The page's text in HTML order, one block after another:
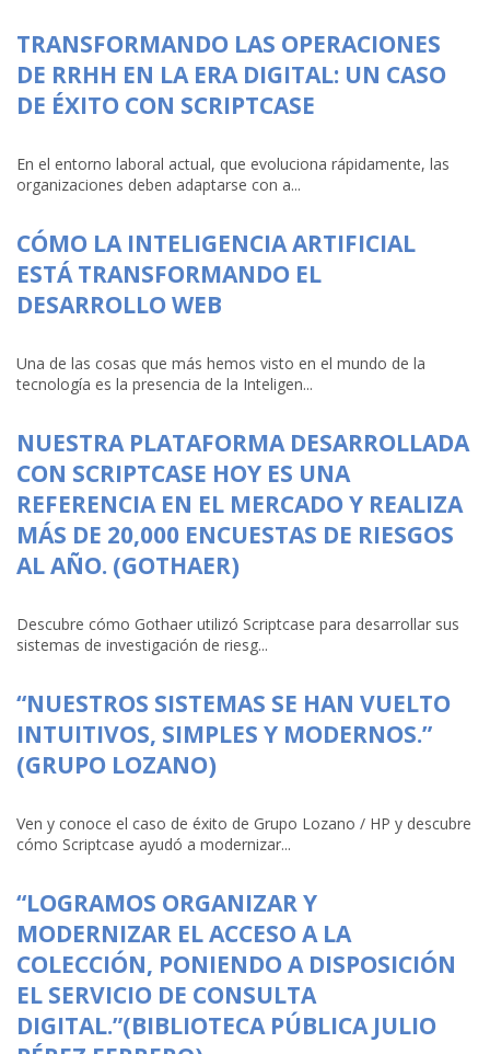
TRANSFORMANDO LAS OPERACIONES
DE RRHH EN LA ERA DIGITAL: UN CASO
DE ÉXITO CON SCRIPTCASE
En el entorno laboral actual, que evoluciona rápidamente, las
organizaciones deben adaptarse con a...
CÓMO LA INTELIGENCIA ARTIFICIAL
ESTÁ TRANSFORMANDO EL
DESARROLLO WEB
Una de las cosas que más hemos visto en el mundo de la
tecnología es la presencia de la Inteligen...
NUESTRA PLATAFORMA DESARROLLADA
CON SCRIPTCASE HOY ES UNA
REFERENCIA EN EL MERCADO Y REALIZA
MÁS DE 20,000 ENCUESTAS DE RIESGOS
AL AÑO. (GOTHAER)
Descubre cómo Gothaer utilizó Scriptcase para desarrollar sus
sistemas de investigación de riesg...
“NUESTROS SISTEMAS SE HAN VUELTO
INTUITIVOS, SIMPLES Y MODERNOS.”
(GRUPO LOZANO)
Ven y conoce el caso de éxito de Grupo Lozano / HP y descubre
cómo Scriptcase ayudó a modernizar...
“LOGRAMOS ORGANIZAR Y
MODERNIZAR EL ACCESO A LA
COLECCIÓN, PONIENDO A DISPOSICIÓN
EL SERVICIO DE CONSULTA
DIGITAL.”(BIBLIOTECA PÚBLICA JULIO